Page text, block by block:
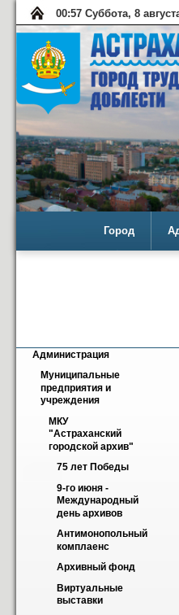
00:57 Суббота, 8
Город
Администрация
Муниципальные
предприятия и
учреждения
МКУ
"Астраханский
городской архив"
75 лет Победы
9-го июня -
Международный
день архивов
Антимонопольный
комплаенс
Архивный фонд
Виртуальные
выставки